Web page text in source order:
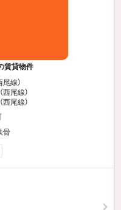
賃貸物件
尾線）
西尾線）
西尾線）
骨